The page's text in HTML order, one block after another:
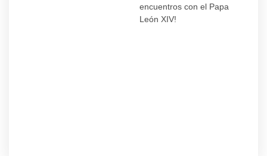
encuentros con el Papa
León XIV!